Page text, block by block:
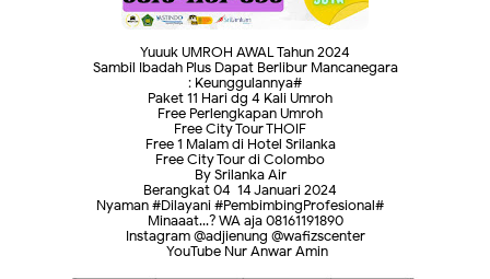
Yuuuk UMROH AWAL Tahun 2024
Sambil Ibadah Plus Dapat Berlibur Mancanegara
#Keunggulannya :
- Free 1 Malam di Hotel Srilanka
- By Srilanka Air
- #Nyaman #Dilayani #PembimbingProfesional
Minaaat...? WA aja 08161191890
Instagram @adjienung @wafizscenter
YouTube Nur Anwar Amin